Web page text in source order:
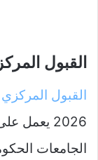
القبول
القبول
2026
الجامعات